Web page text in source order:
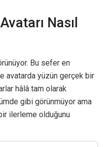
Nasıl
Bu sefer en
avatarda yüzün gerçek bir
hâlâ tam olarak
gibi görünmüyor ama
ilerleme olduğunu